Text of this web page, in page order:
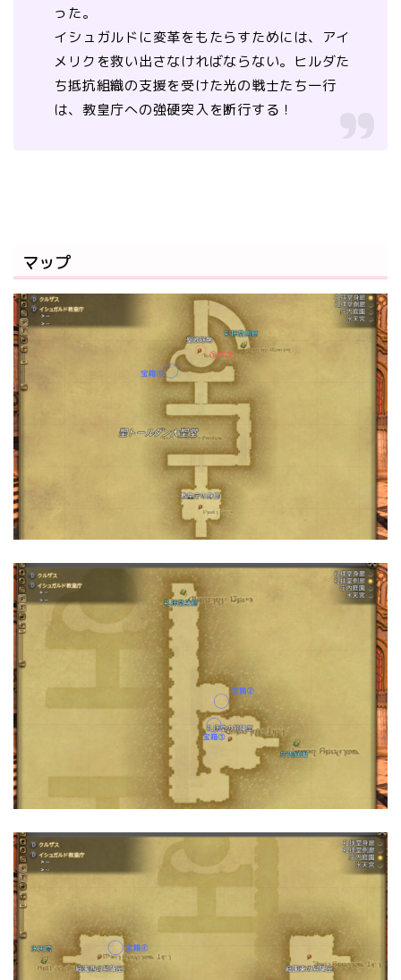
った。
イシュガルドに変革をもたらすためには、アイ
メリクを救い出さなければならない。ヒルダた
ち抵抗組織の支援を受けた光の戦士たち一行
は、教皇庁への強硬突入を断行する！
マップ